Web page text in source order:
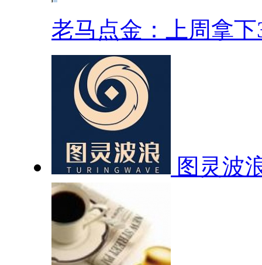
老马点金：上周拿下
图灵波